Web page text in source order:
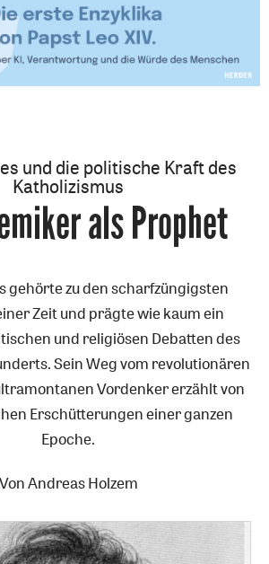
und die politische Kraft des
Katholizismus
:als Prophet
gehörte zu den scharfzüngigsten
Zeit und prägte wie kaum ein
und religiösen Debatten des
Sein Weg vom revolutionären
Vordenker erzählt von
Erschütterungen einer ganzen
Epoche.
VonAndreas Holzem